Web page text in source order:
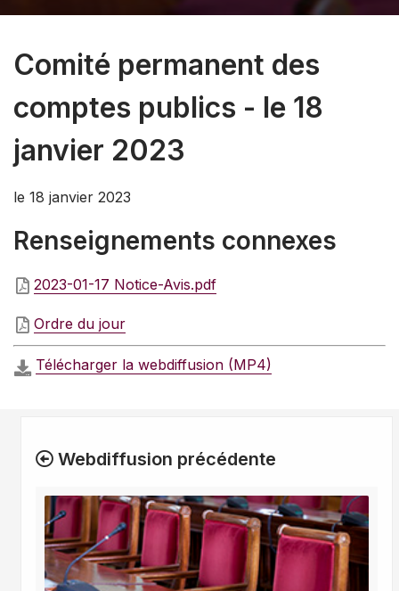
Comité permanent des
comptes publics - le 18
janvier 2023
le 18 janvier 2023
Renseignements connexes
2023-01-17 Notice-Avis.pdf
Ordre du jour
Télécharger la webdiffusion (MP4)
Webdiffusion précédente